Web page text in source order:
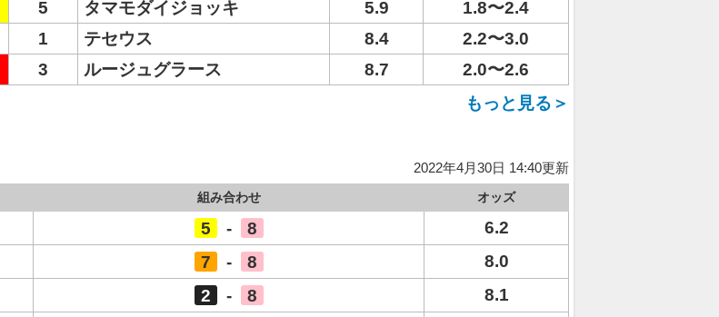
5 タマモダイジョッキ 5.9
1.8〜2.4
1 テセウス 8.4
2.2〜3.0
3 ルージュグラース 8.7
2.0〜2.6
もっと見る＞
2022年4月30日 14:40更新
組み合わせ オッズ
5 - 8
6.2
7 - 8
8.0
2 - 8
8.1